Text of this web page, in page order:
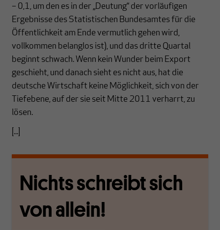
– 0,1, um den es in der „Deutung“ der vorläufigen
Ergebnisse des Statistischen Bundesamtes für die
Öffentlichkeit am Ende vermutlich gehen wird,
vollkommen belanglos ist), und das dritte Quartal
beginnt schwach. Wenn kein Wunder beim Export
geschieht, und danach sieht es nicht aus, hat die
deutsche Wirtschaft keine Möglichkeit, sich von der
Tiefebene, auf der sie seit Mitte 2011 verharrt, zu
lösen.
[...]
Nichts schreibt sich
von allein!